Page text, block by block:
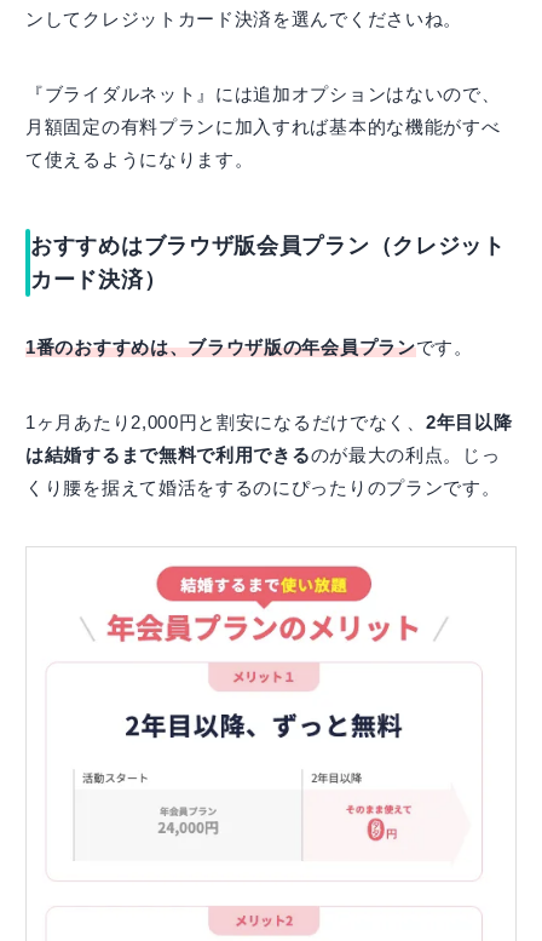
ンしてクレジットカード決済を選んでくださいね。
『ブライダルネット』には追加オプションはないので、
月額固定の有料プランに加入すれば基本的な機能がすべ
て使えるようになります。
おすすめはブラウザ版会員プラン（クレジット
カード決済）
1番のおすすめは、ブラウザ版の年会員プランです。
1ヶ月あたり2,000円と割安になるだけでなく、 2年目以降
は結婚するまで無料で利用できるのが最大の利点。じっ
くり腰を据えて婚活をするのにぴったりのプランです。